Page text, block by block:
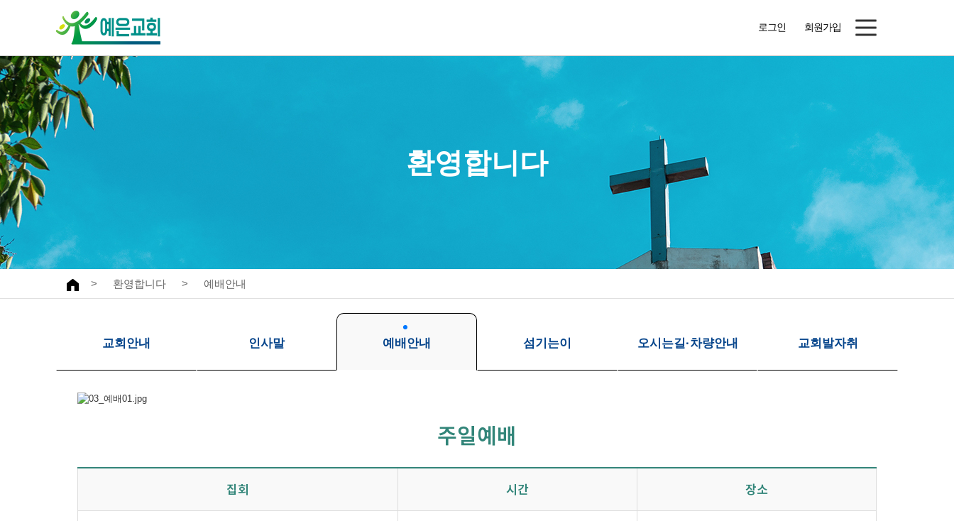
로그인 회원가입
환영합니다 선교와구제
교회안내
인사말
파송협력선교사
선교보고
교우동정
성도사업장
2026 청소년연합캠프
등록 게시판
환영합니다
> 환영합니다 > 예배안내
교회안내 인사말 예배안내 섬기는이 오시는길·차량안내 교회발자취
주일예배
집회 시간 장소